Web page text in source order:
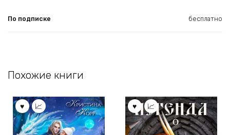
По подписке бесплатно
Похожие книги